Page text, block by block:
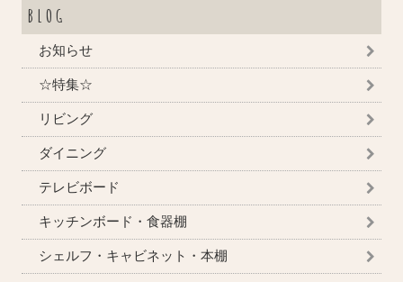
BLOG
お知らせ
☆特集☆
リビング
ダイニング
テレビボード
キッチンボード・食器棚
シェルフ・キャビネット・本棚